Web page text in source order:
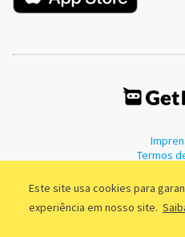
Este site usa cookies para
experiência em nosso site.
Termos